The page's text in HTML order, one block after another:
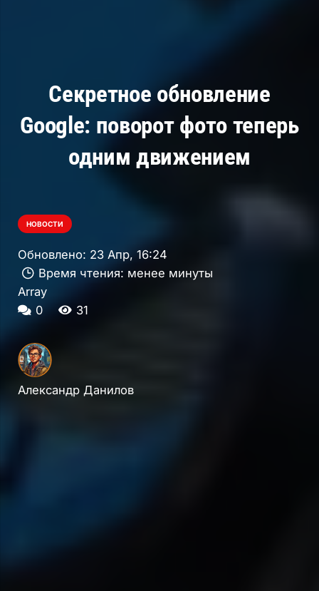
Секретное обновление
Google: поворот фото теперь
одним движением
НОВОСТИ
Обновлено: 23 Апр, 16:24
Время чтения: менее минуты
Array
0
31
Александр Данилов